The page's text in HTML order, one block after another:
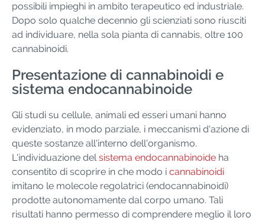
possibili impieghi in ambito terapeutico ed industriale.
Dopo solo qualche decennio gli scienziati sono riusciti
ad individuare, nella sola pianta di cannabis, oltre 100
cannabinoidi.
Presentazione di cannabinoidi e
sistema endocannabinoide
Gli studi su cellule, animali ed esseri umani hanno
evidenziato, in modo parziale, i meccanismi d'azione di
queste sostanze all'interno dell'organismo.
L'individuazione delsistema endocannabinoide ha
consentito di scoprire in che modo i cannabinoidi
imitano le molecole regolatrici (endocannabinoidi)
prodotte autonomamente dal corpo umano. Tali
risultati hanno permesso di comprendere meglio il loro